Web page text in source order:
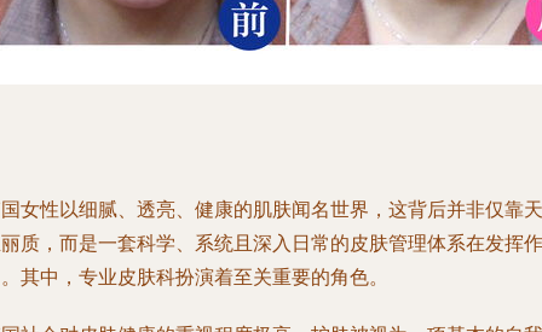
女性以细腻、透亮、健康的肌肤闻名世界，这背后并非仅靠天
质，而是一套科学、系统且深入日常的皮肤管理体系在发挥作
其中，专业皮肤科扮演着至关重要的角色。